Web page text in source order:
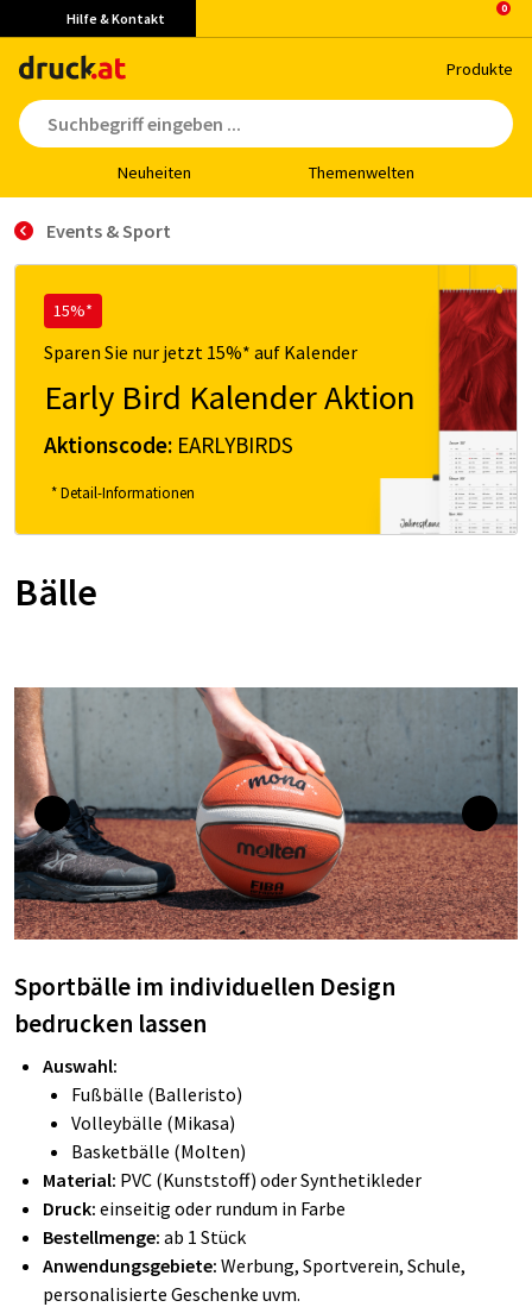
Hilfe & Kontakt
Pro­duk­te
Neu­hei­ten The­men­wel­ten
Events & Sport
15%*
Sparen Sie nur jetzt 15%* auf Kalender
Early Bird Kalender Aktion
Aktionscode: EARLYBIRDS
* Detail-Informationen
Bälle
Sportbälle im individuellen Design
bedrucken lassen
Auswahl:
Fußbälle (Balleristo)
Volleybälle (Mikasa)
Basketbälle (Molten)
Material: PVC (Kunststoff) oder Synthetikleder
Druck: einseitig oder rundum in Farbe
Bestellmenge: ab 1 Stück
Anwendungsgebiete: Werbung, Sportverein, Schule,
personalisierte Geschenke uvm.